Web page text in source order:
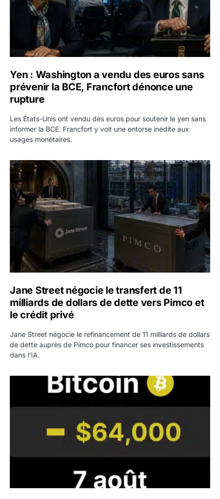
Yen : Washington a vendu des euros sans
prévenir la BCE, Francfort dénonce une
rupture
Les États-Unis ont vendu des euros pour soutenir le yen sans
informer la BCE. Francfort y voit une entorse inédite aux
usages monétaires.
Jane Street négocie le transfert de 11 milliards de
Jane Street négocie le transfert de 11
milliards de dollars de dette vers Pimco et
le crédit privé
Jane Street négocie le refinancement de 11 milliards de dollars
de dette auprès de Pimco pour financer ses investissements
dans l'IA.
Bitcoin stagne à 64 000 dollars pendant que les